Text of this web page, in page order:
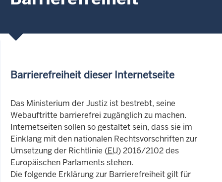
Barrierefreiheit dieser Internetseite
Das Ministerium der Justiz ist bestrebt, seine
Webauftritte barrierefrei zugänglich zu machen.
Internetseiten sollen so gestaltet sein, dass sie im
Einklang mit den nationalen Rechtsvorschriften zur
Umsetzung der Richtlinie (EU) 2016/2102 des
Europäischen Parlaments stehen.
Die folgende Erklärung zur Barrierefreiheit gilt für